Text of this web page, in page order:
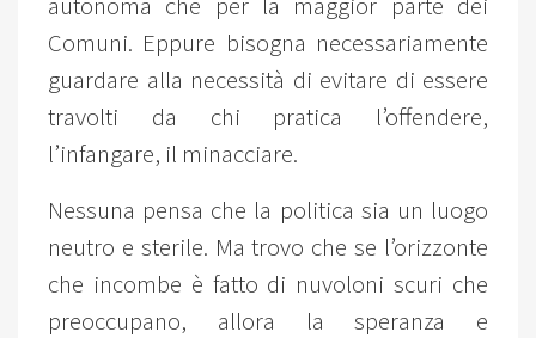
Comuni. Eppure bisogna necessariamente
guardare alla necessità di evitare di essere
travolti da chi pratica l’offendere,
l’infangare, il minacciare.
Nessuna pensa che la politica sia un luogo
neutro e sterile. Ma trovo che se l’orizzonte
che incombe è fatto di nuvoloni scuri che
preoccupano, allora la speranza e